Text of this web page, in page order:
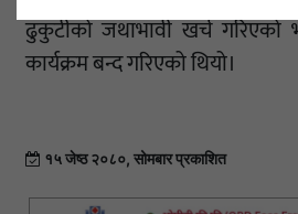
ढुकुटीको जथाभावी खर्च गरिएको
कार्यक्रम बन्द गरिएको थियो।
१५ जेष्ठ २०८०, सोमबार प्रकाशित